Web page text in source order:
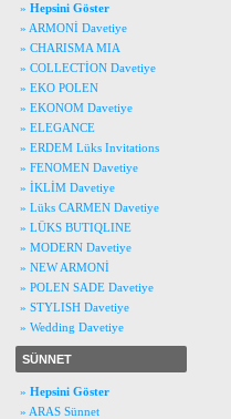
» Hepsini Göster
» ARMONİ Davetiye
» CHARISMA MIA
» COLLECTİON Davetiye
» EKO POLEN
» EKONOM Davetiye
» ELEGANCE
» ERDEM Lüks Invitations
» FENOMEN Davetiye
» İKLİM Davetiye
» Lüks CARMEN Davetiye
» LÜKS BUTIQLINE
» MODERN Davetiye
» NEW ARMONİ
» POLEN SADE Davetiye
» STYLISH Davetiye
» Wedding Davetiye
SÜNNET
» Hepsini Göster
» ARAS Sünnet